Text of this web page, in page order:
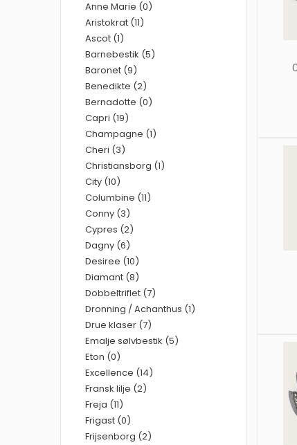
Anne Marie (0)
Aristokrat (11)
Ascot (1)
Barnebestik (5)
Baronet (9)
Benedikte (2)
Bernadotte (0)
Capri (19)
Champagne (1)
Cheri (3)
Christiansborg (1)
City (10)
Columbine (11)
Conny (3)
Cypres (2)
Dagny (6)
Desiree (10)
Diamant (8)
Dobbeltriflet (7)
Dronning / Achanthus (1)
Drue klaser (7)
Emalje sølvbestik (5)
Eton (0)
Excellence (14)
Fransk lilje (2)
Freja (11)
Frigast (0)
Frijsenborg (2)